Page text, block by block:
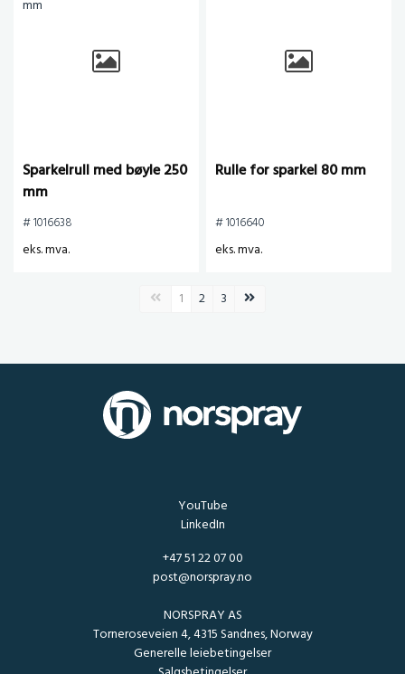
Sparkelrull med bøyle 250
mm
# 1016638
eks. mva.
Rulle for sparkel 80 mm
# 1016640
eks. mva.
Forrige side
1 2 3 Neste side
YouTube
LinkedIn
+47 51 22 07 00
post@norspray.no
NORSPRAY AS
Torneroseveien 4, 4315 Sandnes, Norway
Generelle leiebetingelser